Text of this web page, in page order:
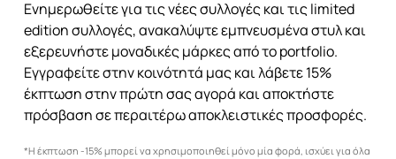
Ενημερωθείτε για τις νέες συλλογές και τις limited
edition συλλογές, ανακαλύψτε εμπνευσμένα στυλ και
εξερευνήστε μοναδικές μάρκες από το portfolio.
Εγγραφείτε στην κοινότητά μας και λάβετε 15%
έκπτωση στην πρώτη σας αγορά και αποκτήστε
πρόσβαση σε περαιτέρω αποκλειστικές προσφορές.
*Η έκπτωση -15% μπορεί να χρησιμοποιηθεί μόνο μία φορά, ισχύει για όλα